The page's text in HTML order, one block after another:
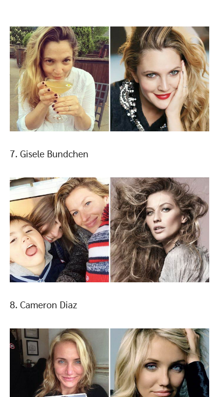
7. Gisele Bundchen
8. Cameron Diaz